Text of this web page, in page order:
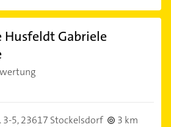
Husfeldt Gabriele
3-5,23617 Stockelsdorf
3 km